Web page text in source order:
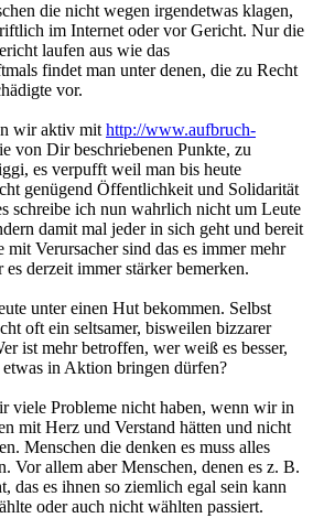
die nicht wegen irgendetwas klagen,
im Internet oder vor Gericht. Nur die
laufen aus wie das
findet man unter denen, die zu Recht
vor.
wir aktiv mit http://www.aufbruch-
von Dir beschriebenen Punkte, zu
es verpufft weil man bis heute
genügend Öffentlichkeit und Solidarität
schreibe ich nun wahrlich nicht um Leute
damit mal jeder in sich geht und bereit
mit Verursacher sind das es immer mehr
derzeit immer stärker bemerken.
unter einen Hut bekommen. Selbst
oft ein seltsamer, bisweilen bizzarer
ist mehr betroffen, wer weiß es besser,
in Aktion bringen dürfen?
viele Probleme nicht haben, wenn wir in
mit Herz und Verstand hätten und nicht
Menschen die denken es muss alles
Vor allem aber Menschen, denen es z. B.
das es ihnen so ziemlich egal sein kann
oder auch nicht wählten passiert.